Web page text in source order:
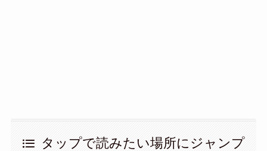
タップで読みたい場所にジャンプ